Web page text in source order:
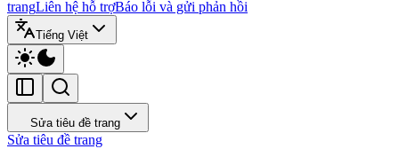
trangLiên hệ hỗ trợBáo lỗi và gửi phản hồi
Tiếng Việt
Sửa tiêu đề trang
Sửa tiêu đề trang